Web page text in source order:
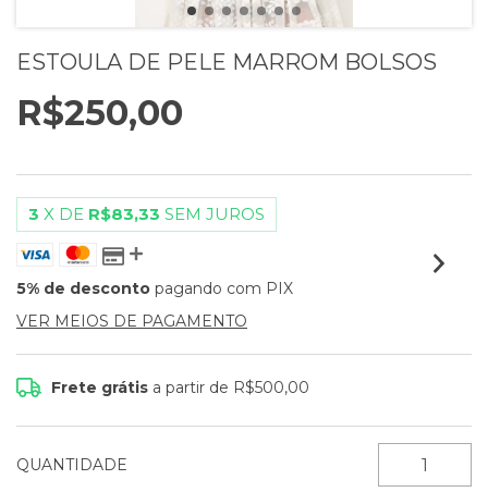
ESTOULA DE PELE MARROM BOLSOS
R$250,00
3 X DE R$83,33 SEM JUROS
5% de desconto pagando com PIX
VER MEIOS DE PAGAMENTO
Frete grátis a partir de R$500,00
QUANTIDADE